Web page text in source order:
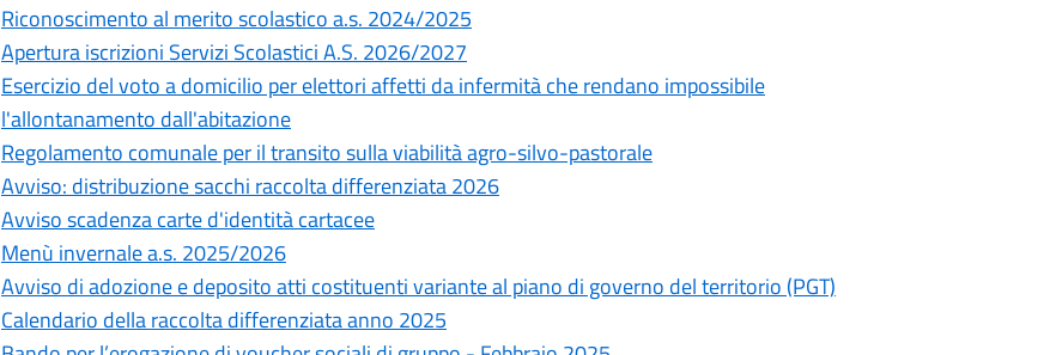
Riconoscimento al merito scolastico a.s. 2024/2025
Apertura iscrizioni Servizi Scolastici A.S. 2026/2027
Esercizio del voto a domicilio per elettori affetti da infermità che rendano impossibile
l'allontanamento dall'abitazione
Regolamento comunale per il transito sulla viabilità agro-silvo-pastorale
Avviso: distribuzione sacchi raccolta differenziata 2026
Avviso scadenza carte d'identità cartacee
Menù invernale a.s. 2025/2026
Avviso di adozione e deposito atti costituenti variante al piano di governo del territorio (PGT)
Calendario della raccolta differenziata anno 2025